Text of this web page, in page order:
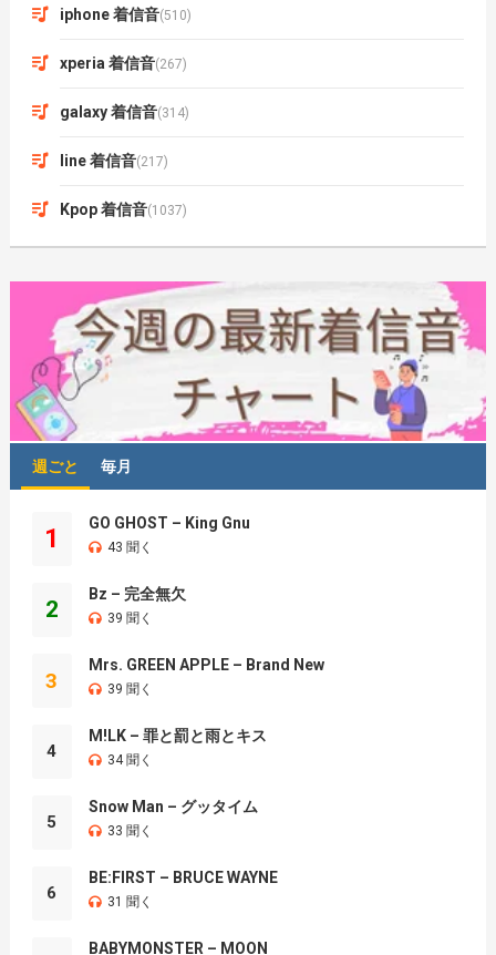
iphone 着信音(510)
xperia 着信音(267)
galaxy 着信音(314)
line 着信音(217)
Kpop 着信音(1037)
週ごと 毎月
1
GO GHOST – King Gnu
43 聞く
2
Bz – 完全無欠
39 聞く
3
Mrs. GREEN APPLE – Brand New
39 聞く
4
M!LK – 罪と罰と雨とキス
34 聞く
5
Snow Man – グッタイム
33 聞く
6
BE:FIRST – BRUCE WAYNE
31 聞く
BABYMONSTER – MOON